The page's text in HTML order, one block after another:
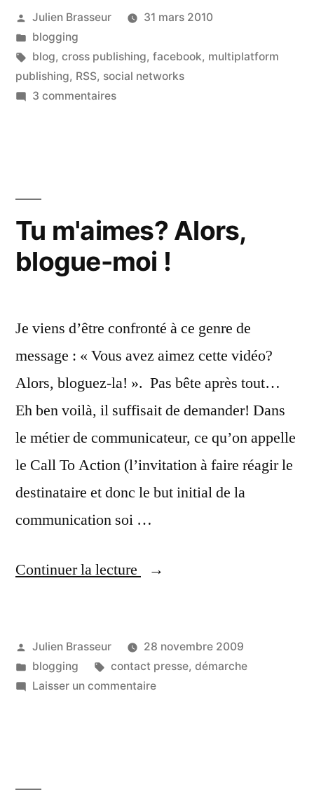
mon
amour… »
Publié
par
Julien Brasseur
31 mars 2010
Publié
dans
blogging
Étiquettes :
blog, cross publishing, facebook, multiplatform
publishing, RSS, social networks
3 commentairessur
Tu m'aimes? Alors,
blogue-moi !
Je viens d’être confronté à ce genre de
message : « Vous avez aimez cette vidéo?
Alors, bloguez-la! ». Pas bête après tout…
Eh ben voilà, il suffisait de demander! Dans
le métier de communicateur, ce qu’on appelle
le Call To Action (l’invitation à faire réagir le
destinataire et donc le but initial de la
communication soi …
Continuer la lecture
« Tu
blogue-
moi
Publié
par
Julien Brasseur
28 novembre 2009
Publié
dans
blogging Étiquettes :
contact presse, démarche
Laisser un commentairesur